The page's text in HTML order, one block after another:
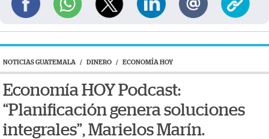
NOTICIAS GUATEMALA / DINERO / ECONOMÍA HOY
Economía HOY Podcast:
“Planificación genera soluciones
integrales”, Marielos Marín.